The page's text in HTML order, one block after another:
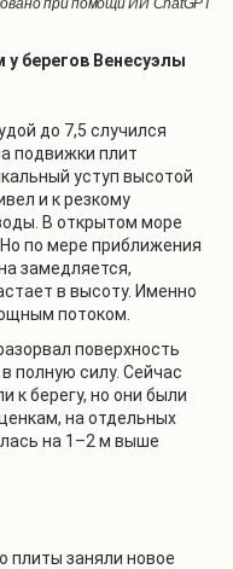
берегов Венесуэлы
до 7,5 случился
подвижки плит
уступ высотой
и к резкому
В открытом море
по мере приближения
замедляется,
в высоту. Именно
потоком.
поверхность
полную силу. Сейчас
к берегу, но они были
на отдельных
на 1–2 м выше
плиты заняли новое